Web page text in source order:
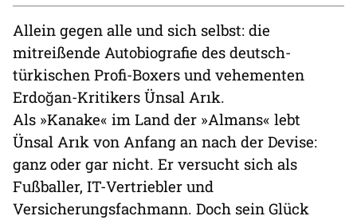
Allein gegen alle und sich selbst: die
mitreißende Autobiografie des deutsch-
türkischen Profi-Boxers und vehementen
Erdoğan-Kritikers Ünsal Arık.
Als »Kanake« im Land der »Almans« lebt
Ünsal Arık von Anfang an nach der Devise:
ganz oder gar nicht. Er versucht sich als
Fußballer, IT-Vertriebler und
Versicherungsfachmann. Doch sein Glück